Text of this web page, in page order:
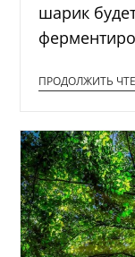
шарик
ПРОДОЛЖИТЬ